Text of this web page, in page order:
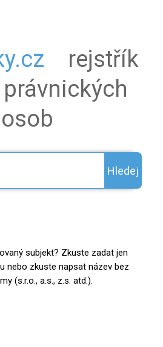
rejstřík
osob
Hledej
subjekt? Zkuste zadat jen
nebo zkuste napsat název bez
(s.r.o., a.s., z.s. atd.).